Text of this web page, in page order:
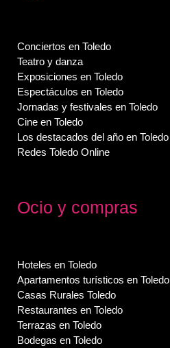
Conciertos en Toledo
Teatro y danza
Exposiciones en Toledo
Espectáculos en Toledo
Jornadas y festivales en Toledo
Cine en Toledo
Los destacados del año en Toledo
Redes Toledo Online
Ocio y compras
Hoteles en Toledo
Apartamentos turísticos en Toledo
Casas Rurales Toledo
Restaurantes en Toledo
Terrazas en Toledo
Bodegas en Toledo